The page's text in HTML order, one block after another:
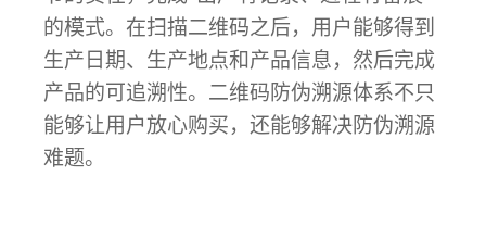
的模式。在扫描二维码之后，用户能够得到
生产日期、生产地点和产品信息，然后完成
产品的可追溯性。二维码防伪溯源体系不只
能够让用户放心购买，还能够解决防伪溯源
难题。